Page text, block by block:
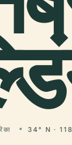
34° N ·